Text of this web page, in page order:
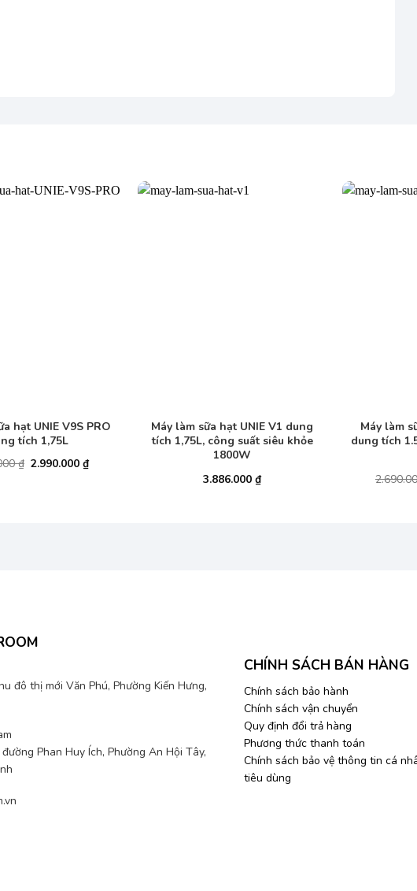
hạt UNIE V9S PRO
tích 1,75L
₫ Giá
2.990.000₫Giá
hiện
Máy làm sữa hạt UNIE V1 dung
tích 1,75L, công suất siêu khỏe
1800W
3.886.000 ₫
Máy làm
dung tích
đô thị mới Văn Phú, Phường Kiến Hưng,
Phan Huy Ích, Phường An Hội Tây,
CHÍNH SÁCH BÁN HÀNG
Chính sách bảo hành
Chính sách vận chuyển
Quy định đổi trả hàng
Phương thức thanh toán
Chính sách bảo vệ thông tin cá
tiêu dùng